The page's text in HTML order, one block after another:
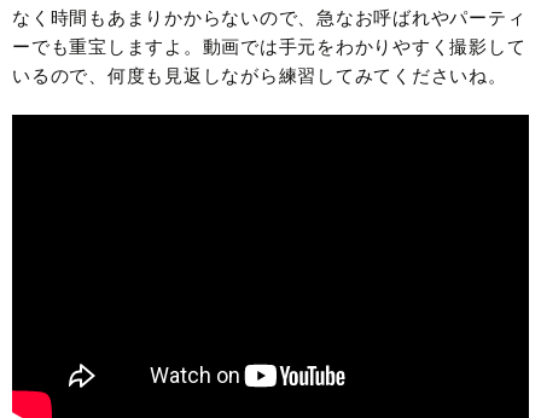
なく時間もあまりかからないので、急なお呼ばれやパーティ
ーでも重宝しますよ。動画では手元をわかりやすく撮影して
いるので、何度も見返しながら練習してみてくださいね。